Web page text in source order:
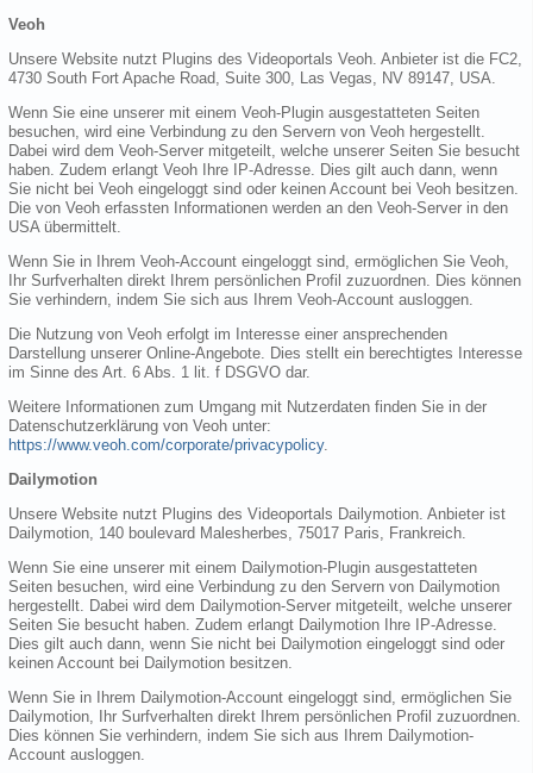
Veoh
Unsere Website nutzt Plugins des Videoportals Veoh. Anbieter ist die FC2,
4730 South Fort Apache Road, Suite 300, Las Vegas, NV 89147, USA.
Wenn Sie eine unserer mit einem Veoh-Plugin ausgestatteten Seiten
besuchen, wird eine Verbindung zu den Servern von Veoh hergestellt.
Dabei wird dem Veoh-Server mitgeteilt, welche unserer Seiten Sie besucht
haben. Zudem erlangt Veoh Ihre IP-Adresse. Dies gilt auch dann, wenn
Sie nicht bei Veoh eingeloggt sind oder keinen Account bei Veoh besitzen.
Die von Veoh erfassten Informationen werden an den Veoh-Server in den
USA übermittelt.
Wenn Sie in Ihrem Veoh-Account eingeloggt sind, ermöglichen Sie Veoh,
Ihr Surfverhalten direkt Ihrem persönlichen Profil zuzuordnen. Dies können
Sie verhindern, indem Sie sich aus Ihrem Veoh-Account ausloggen.
Die Nutzung von Veoh erfolgt im Interesse einer ansprechenden
Darstellung unserer Online-Angebote. Dies stellt ein berechtigtes Interesse
im Sinne des Art. 6 Abs. 1 lit. f DSGVO dar.
Weitere Informationen zum Umgang mit Nutzerdaten finden Sie in der
Datenschutzerklärung von Veoh unter:
https://www.veoh.com/corporate/privacypolicy.
Dailymotion
Unsere Website nutzt Plugins des Videoportals Dailymotion. Anbieter ist
Dailymotion, 140 boulevard Malesherbes, 75017 Paris, Frankreich.
Wenn Sie eine unserer mit einem Dailymotion-Plugin ausgestatteten
Seiten besuchen, wird eine Verbindung zu den Servern von Dailymotion
hergestellt. Dabei wird dem Dailymotion-Server mitgeteilt, welche unserer
Seiten Sie besucht haben. Zudem erlangt Dailymotion Ihre IP-Adresse.
Dies gilt auch dann, wenn Sie nicht bei Dailymotion eingeloggt sind oder
keinen Account bei Dailymotion besitzen.
Wenn Sie in Ihrem Dailymotion-Account eingeloggt sind, ermöglichen Sie
Dailymotion, Ihr Surfverhalten direkt Ihrem persönlichen Profil zuzuordnen.
Dies können Sie verhindern, indem Sie sich aus Ihrem Dailymotion-
Account ausloggen.